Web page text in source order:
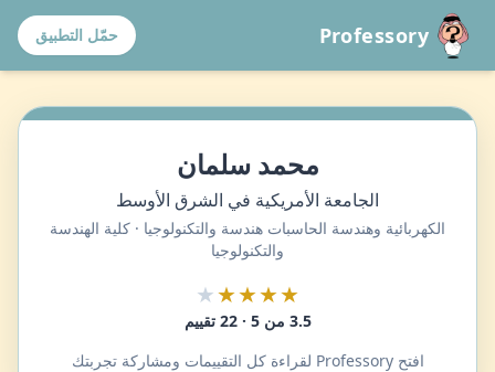
Professory حمّل التطبيق
محمد سلمان
الجامعة الأمريكية في الشرق الأوسط
الكهربائية وهندسة الحاسبات هندسة والتكنولوجيا · كلية الهندسة
والتكنولوجيا
★★★★
★
3.5 من 5 · 22 تقييم
افتح Professory لقراءة كل التقييمات ومشاركة تجربتك